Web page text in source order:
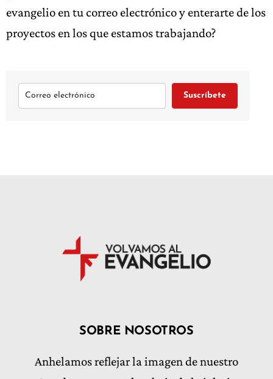
evangelio en tu correo electrónico y enterarte de los
proyectos en los que estamos trabajando?
Suscríbete
SOBRE NOSOTROS
Anhelamos reflejar la imagen de nuestro